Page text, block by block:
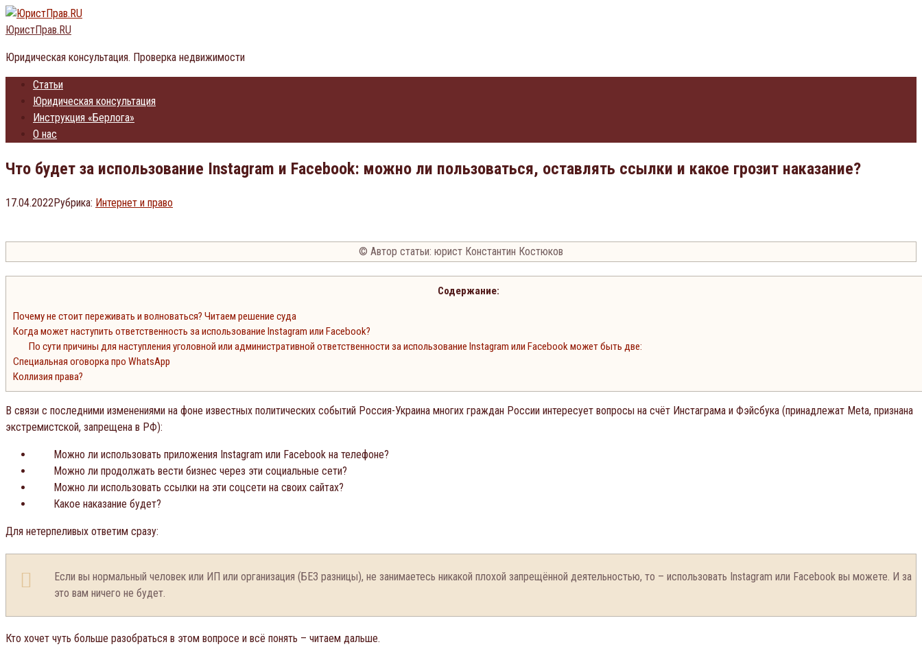
Перейти
к
ЮристПрав.RU
Юридическая консультация. Проверка недвижимости
Статьи
Юридическая консультация
Инструкция «Берлога»
О нас
Что будет за использование Instagram и Facebook: можно ли пользоваться, оставлять ссылки и какое грозит наказание?
17.04.2022Рубрика: Интернет и право
© Автор статьи: юрист Константин Костюков
Содержание:
Почему не стоит переживать и волноваться? Читаем решение суда
Когда может наступить ответственность за использование Instagram или Facebook?
По сути причины для наступления уголовной или административной ответственности за использование Instagram или Facebook может быть две:
Специальная оговорка про WhatsApp
Коллизия права?
В связи с последними изменениями на фоне известных политических событий Россия-Украина многих граждан России интересует вопросы на счёт Инстаграма и Фэйсбука (принадлежат Meta, признана
экстремистской, запрещена в РФ):
Можно ли использовать приложения Instagram или Facebook на телефоне?
Можно ли продолжать вести бизнес через эти социальные сети?
Можно ли использовать ссылки на эти соцсети на своих сайтах?
Какое наказание будет?
Для нетерпеливых ответим сразу:
Если вы нормальный человек или ИП или организация (БЕЗ разницы), не занимаетесь никакой плохой запрещённой деятельностью, то – использовать Instagram или Facebook вы можете. И за
это вам ничего не будет.
Кто хочет чуть больше разобраться в этом вопросе и всё понять – читаем дальше.